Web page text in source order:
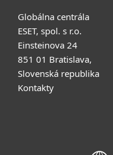
Globálna centrála
ESET, spol. s r.o.
Einsteinova 24
851 01 Bratislava,
Slovenská republika
Kontakty